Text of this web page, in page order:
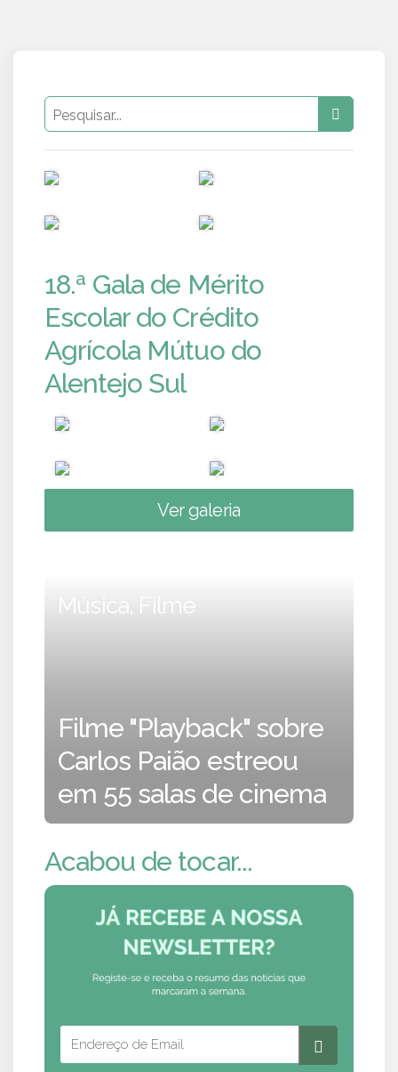
18.ª Gala de Mérito
Escolar do Crédito
Agrícola Mútuo do
Alentejo Sul
Ver galeria
Música, Filme
Filme "Playback" sobre
Carlos Paião estreou
em 55 salas de cinema
Acabou de tocar...